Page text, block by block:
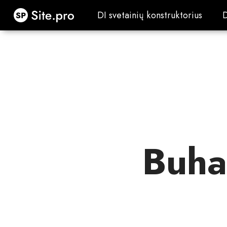
Site.pro DI svetainių konstruktorius
DI svetainių konstruktorius